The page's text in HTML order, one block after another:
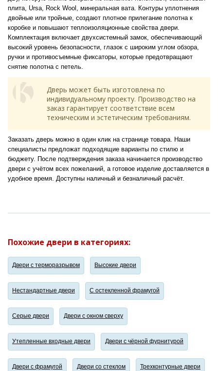
плита, Ursa, Rock Wool, минеральная вата. Контуры уплотнения
двойные или тройные, создают плотное прилегание полотна к
коробке и повышают теплоизоляционные свойства двери.
Комплектация включает двухсистемный замок, обеспечивающий
высокий уровень безопасности, глазок с широким углом обзора,
ручки и противосъемные фиксаторы, которые предотвращают
снятие полотна с петель.
Дверь может быть изготовлена по
индивидуальному проекту. Производство на
заказ гарантирует соответствие всем
техническим и эстетическим требованиям.
Заказать дверь можно в один клик на странице товара. Наши
специалисты предложат подходящие варианты по стилю и
бюджету. После подтверждения заказа начинается производство
двери с учётом всех пожеланий, а готовое изделие доставляется в
удобное время. Доступны наличный и безналичный расчёт.
Похожие двери в категориях:
Двери с терморазрывом Высокие двери
Нестандартные двери С остекленной фрамугой
Серые двери Двери с окном сверху
Утепленные входные двери Двери с чёрной фурнитурой
Двери с фрамугой Двери со стеклом Трехконтурные двери